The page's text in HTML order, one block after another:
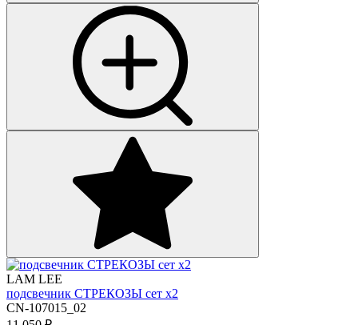
LAM LEE
подсвечник СТРЕКОЗЫ сет х2
CN-107015_02